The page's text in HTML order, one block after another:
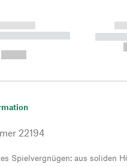
--------
22194
Spielvergnügen: aus soliden